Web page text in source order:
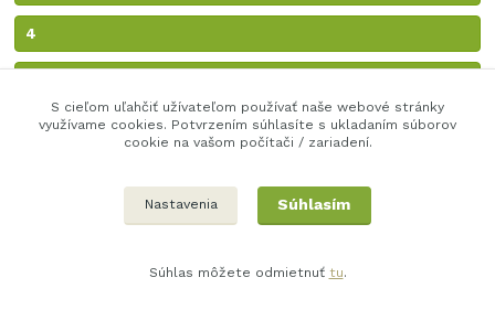
4
V tejto kategórii nebol nájdený žiadny tovar.
S cieľom uľahčiť užívateľom používať naše webové stránky
využívame cookies. Potvrzením súhlasíte s ukladaním súborov
cookie na vašom počítači / zariadení.
Nastavenia Súhlasím
Súhlas môžete odmietnuť tu.